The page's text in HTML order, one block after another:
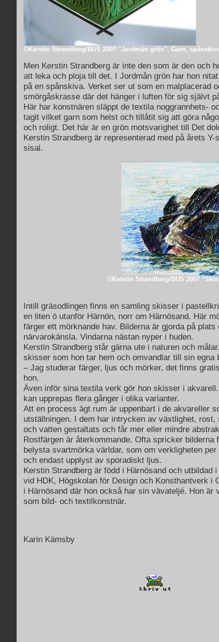
©Kerstin Strandberg/BUS 2007 "Jordmån grön". Garn,
Men Kerstin Strandberg är inte den som är den och
att leka och ploja till det. I Jordmån grön har hon
på en spånskiva. Verket ser ut som en malplacerad
smörgåskrasse där det hänger i luften för sig självt
Här har konstnären släppt de textila noggrannhets-
tagit vilket garn som helst och tillåtit sig att göra
och roligt. Det här är en grön motsvarighet till Det
Kerstin Strandberg är representerad med på årets
sisal.
©Kerstin Strandberg/BUS 2007
Intill gräsodlingen finns en samling skisser i
en liten ö utanför Härnön, norr om Härnösand. Här
färger ett mörknande hav. Bilderna är gjorda på
närvarokänsla. Vindarna nästan nyper i huden.
Kerstin Strandberg står gärna ute i naturen och
skisser som hon tar hem och omvandlar till sin egna
– Jag studerar färger, ljus och mörker, det finns
hon.
Även inför sina textila verk gör hon skisser i
kan upprepas flera gånger i olika varianter.
Att en process ägt rum är uppenbart i de akvareller
utställningen. I dem har intrycken av växtlighet, rost,
och vatten gestaltats och får mer eller mindre
Rostfärgen är återkommande. Ofta spricker bilderna
belysta svartmörka världar, som om verkligheten
och endast upplyst av sporadiskt ljus.
Kerstin Strandberg är född i Härnösand och utbildad
vid HDK, Högskolan för Design och Konsthantverk i
i Härnösand där hon också har sin vävateljé. Hon är
som bild- och textilkonstnär.
Karin Kämsby